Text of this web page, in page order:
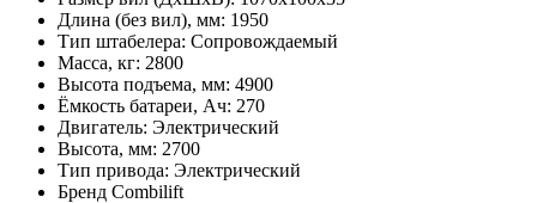
Длина (без вил), мм: 1950
Тип штабелера: Cопровождаемый
Масса, кг: 2800
Высота подъема, мм: 4900
Ёмкость батареи, Ач: 270
Двигатель: Электрический
Высота, мм: 2700
Тип привода: Электрический
Бренд Combilift